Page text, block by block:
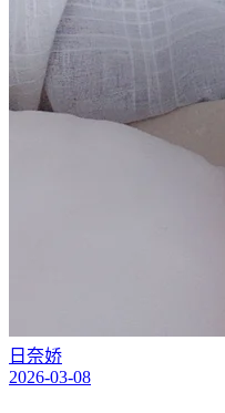
日奈娇
2026-03-08